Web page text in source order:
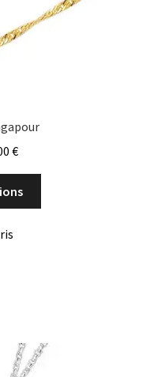
€Plage
prix :
64,00 €
être
choisies